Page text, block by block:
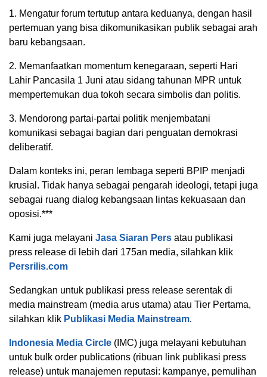
1. Mengatur forum tertutup antara keduanya, dengan hasil
pertemuan yang bisa dikomunikasikan publik sebagai arah
baru kebangsaan.
2. Memanfaatkan momentum kenegaraan, seperti Hari
Lahir Pancasila 1 Juni atau sidang tahunan MPR untuk
mempertemukan dua tokoh secara simbolis dan politis.
3. Mendorong partai-partai politik menjembatani
komunikasi sebagai bagian dari penguatan demokrasi
deliberatif.
Dalam konteks ini, peran lembaga seperti BPIP menjadi
krusial. Tidak hanya sebagai pengarah ideologi, tetapi juga
sebagai ruang dialog kebangsaan lintas kekuasaan dan
oposisi.***
Kami juga melayani Jasa Siaran Pers atau publikasi
press release di lebih dari 175an media, silahkan klik
Persrilis.com
Sedangkan untuk publikasi press release serentak di
media mainstream (media arus utama) atau Tier Pertama,
silahkan klik Publikasi Media Mainstream.
Indonesia Media Circle (IMC) juga melayani kebutuhan
untuk bulk order publications (ribuan link publikasi press
release) untuk manajemen reputasi: kampanye, pemulihan